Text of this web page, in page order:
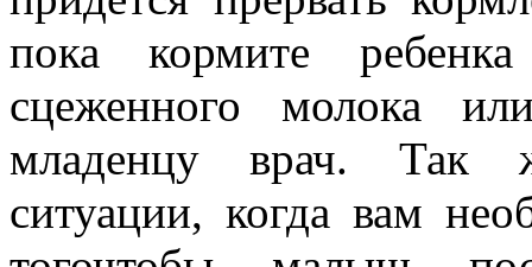
пока кормите
сцеженного молока
младенцу врач.
ситуации, когда вам